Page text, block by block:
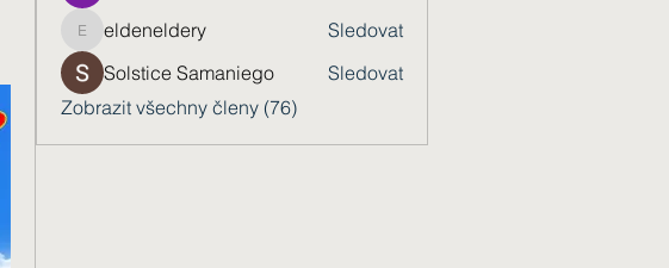
eldeneldery
eldeneldery
Sledovat
Solstice Samaniego
Sledovat
Zobrazit všechny členy (76)